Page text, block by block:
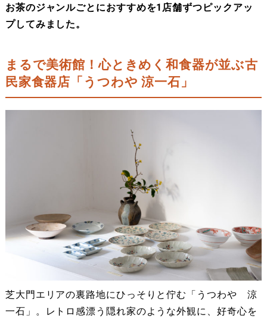
お茶のジャンルごとにおすすめを1店舗ずつピックアッ
プしてみました。
まるで美術館！心ときめく和食器が並ぶ古
民家食器店「うつわや 涼一石」
芝大門エリアの裏路地にひっそりと佇む「うつわや 涼
一石」。レトロ感漂う隠れ家のような外観に、好奇心を